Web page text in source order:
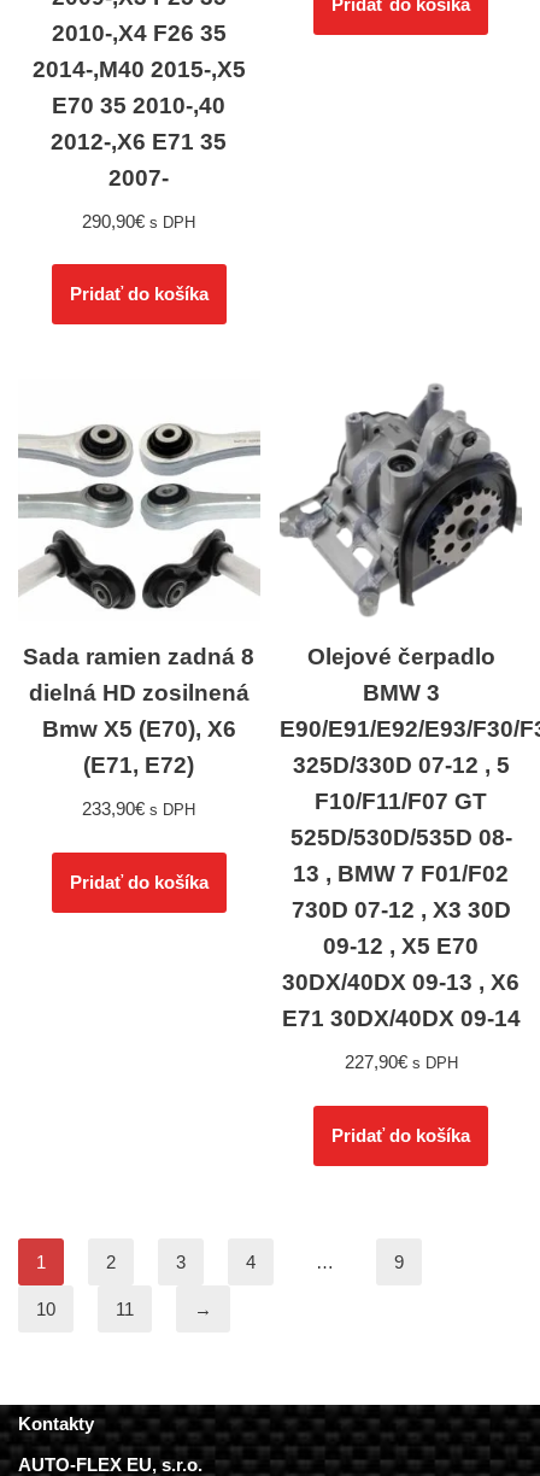
2010-,X4 F26 35
2014-,M40 2015-,X5
E70 35 2010-,40
2012-,X6 E71 35
2007-
290,90€ s DPH
Pridať do košíka
Pridať do košíka
Sada ramien zadná 8
dielná HD zosilnená
Bmw X5 (E70), X6
(E71, E72)
233,90€ s DPH
Pridať do košíka
Olejové čerpadlo
BMW 3
E90/E91/E92/E93/F30/
325D/330D 07-12 , 5
F10/F11/F07 GT
525D/530D/535D 08-
13 , BMW 7 F01/F02
730D 07-12 , X3 30D
09-12 , X5 E70
30DX/40DX 09-13 , X6
E71 30DX/40DX 09-14
227,90€ s DPH
Pridať do košíka
1 2 3 4 … 9
10 11 →
Kontakty
AUTO-FLEX EU, s.r.o.